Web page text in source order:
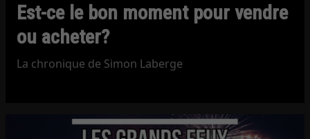
Est-ce le bon moment pour vendre
ou acheter?
La chronique de Simon Laberge